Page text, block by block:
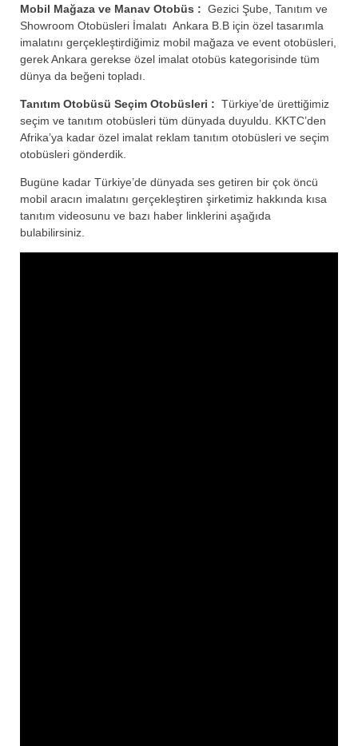
Mobil Mağaza ve Manav Otobüs : Gezici Şube, Tanıtım ve
Showroom Otobüsleri İmalatı Ankara B.B için özel tasarımla
imalatını gerçekleştirdiğimiz mobil mağaza ve event otobüsleri,
gerek Ankara gerekse özel imalat otobüs kategorisinde tüm
dünya da beğeni topladı.
Tanıtım Otobüsü Seçim Otobüsleri : Türkiye’de ürettiğimiz
seçim ve tanıtım otobüsleri tüm dünyada duyuldu. KKTC’den
Afrika’ya kadar özel imalat reklam tanıtım otobüsleri ve seçim
otobüsleri gönderdik.
Bugüne kadar Türkiye’de dünyada ses getiren bir çok öncü
mobil aracın imalatını gerçekleştiren şirketimiz hakkında kısa
tanıtım videosunu ve bazı haber linklerini aşağıda
bulabilirsiniz.